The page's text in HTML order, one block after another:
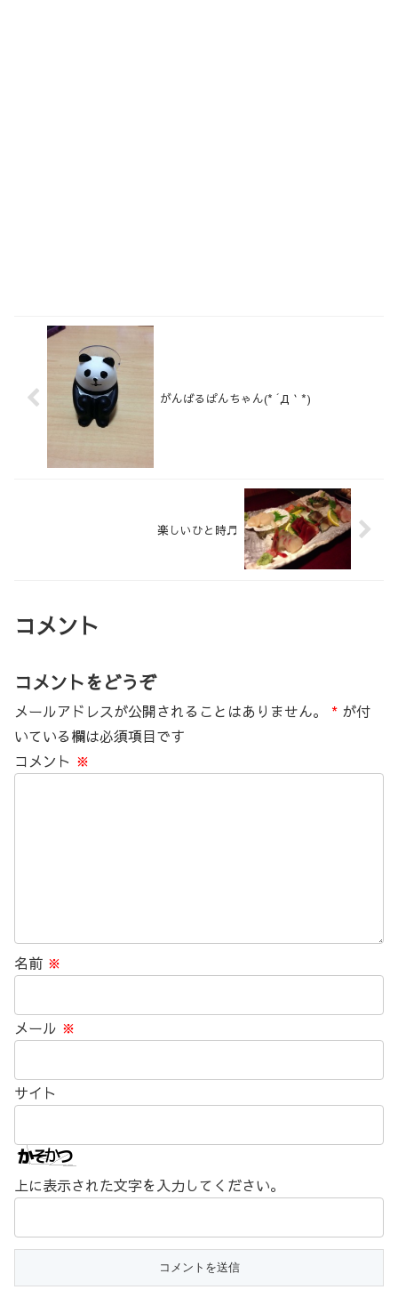
がんばるぱんちゃん(* ´Д｀*)
楽しいひと時♬
コメント
コメントをどうぞ
メールアドレスが公開されることはありません。 * が付
いている欄は必須項目です
コメント ※
名前 ※
メール ※
サイト
上に表示された文字を入力してください。